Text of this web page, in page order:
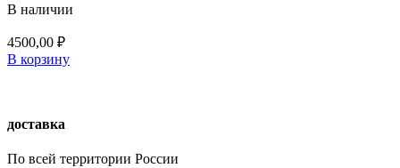
В наличии
4500,00 ₽
В корзину
доставка
По всей территории России